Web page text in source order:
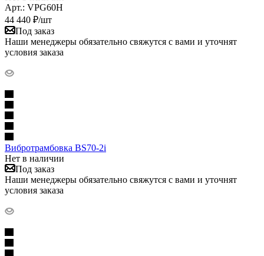
Арт.: VPG60H
44 440 ₽/шт
Под заказ
Наши менеджеры обязательно свяжутся с вами и уточнят
условия заказа
Вибротрамбовка BS70-2i
Нет в наличии
Под заказ
Наши менеджеры обязательно свяжутся с вами и уточнят
условия заказа